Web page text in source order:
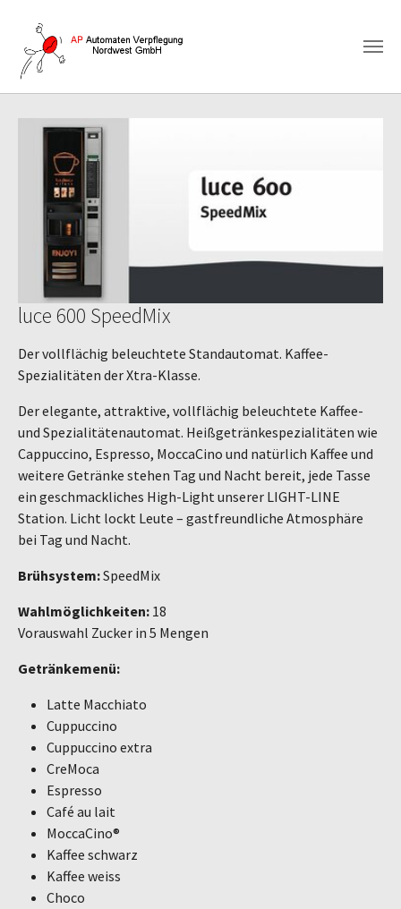
luce 600 SpeedMix
Der vollflächig beleuchtete Standautomat. Kaffee-
Spezialitäten der Xtra-Klasse.
Der elegante, attraktive, vollflächig beleuchtete Kaffee-
und Spezialitätenautomat. Heißgetränkespezialitäten wie
Cappuccino, Espresso, MoccaCino und natürlich Kaffee und
weitere Getränke stehen Tag und Nacht bereit, jede Tasse
ein geschmackliches High-Light unserer LIGHT-LINE
Station. Licht lockt Leute – gastfreundliche Atmosphäre
bei Tag und Nacht.
Brühsystem:SpeedMix
Wahlmöglichkeiten: 18
Vorauswahl Zucker in 5 Mengen
Getränkemenü:
Latte Macchiato
Cuppuccino
Cuppuccino extra
CreMoca
Espresso
Café au lait
MoccaCino®
Kaffee schwarz
Kaffee weiss
Choco